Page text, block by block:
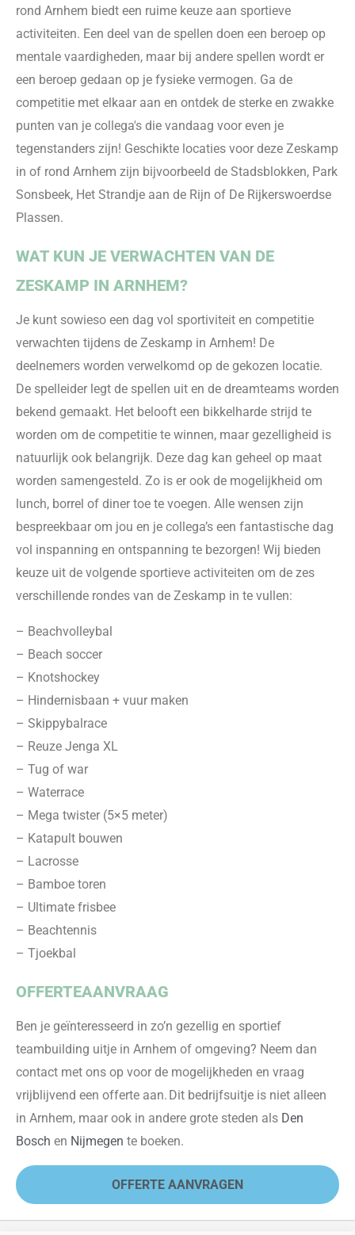
rond Arnhem biedt een ruime keuze aan sportieve
activiteiten. Een deel van de spellen doen een beroep op
mentale vaardigheden, maar bij andere spellen wordt er
een beroep gedaan op je fysieke vermogen. Ga de
competitie met elkaar aan en ontdek de sterke en zwakke
punten van je collega's die vandaag voor even je
tegenstanders zijn! Geschikte locaties voor deze Zeskamp
in of rond Arnhem zijn bijvoorbeeld de Stadsblokken, Park
Sonsbeek, Het Strandje aan de Rijn of De Rijkerswoerdse
Plassen.
WAT KUN JE VERWACHTEN VAN DE
ZESKAMP IN ARNHEM?
Je kunt sowieso een dag vol sportiviteit en competitie
verwachten tijdens de Zeskamp in Arnhem! De
deelnemers worden verwelkomd op de gekozen locatie.
De spelleider legt de spellen uit en de dreamteams worden
bekend gemaakt. Het belooft een bikkelharde strijd te
worden om de competitie te winnen, maar gezelligheid is
natuurlijk ook belangrijk. Deze dag kan geheel op maat
worden samengesteld. Zo is er ook de mogelijkheid om
lunch, borrel of diner toe te voegen. Alle wensen zijn
bespreekbaar om jou en je collega’s een fantastische dag
vol inspanning en ontspanning te bezorgen! Wij bieden
keuze uit de volgende sportieve activiteiten om de zes
verschillende rondes van de Zeskamp in te vullen:
– Beachvolleybal
– Beach soccer
– Knotshockey
– Hindernisbaan + vuur maken
– Skippybalrace
– Reuze Jenga XL
– Tug of war
– Waterrace
– Mega twister (5×5 meter)
– Katapult bouwen
– Lacrosse
– Bamboe toren
– Ultimate frisbee
– Beachtennis
– Tjoekbal
OFFERTEAANVRAAG
Ben je geïnteresseerd in zo’n gezellig en sportief
teambuilding uitje in Arnhem of omgeving? Neem dan
contact met ons op voor de mogelijkheden en vraag
vrijblijvend een offerte aan. Dit bedrijfsuitje is niet alleen
in Arnhem, maar ook in andere grote steden als Den
Bosch en Nijmegen te boeken.
OFFERTE AANVRAGEN